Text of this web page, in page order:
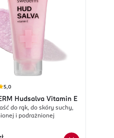
5,0
Hudsalva Vitamin E
do rąk, do skóry suchy,
i podrażnionej